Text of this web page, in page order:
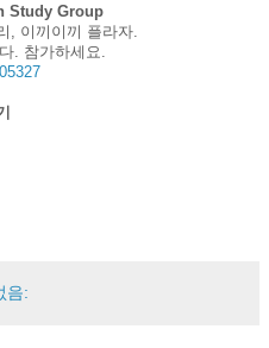
Study Group
, 이끼이끼 플라자.
. 참가하세요.
음: